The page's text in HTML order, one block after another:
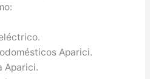
Aparici.
Aparici.